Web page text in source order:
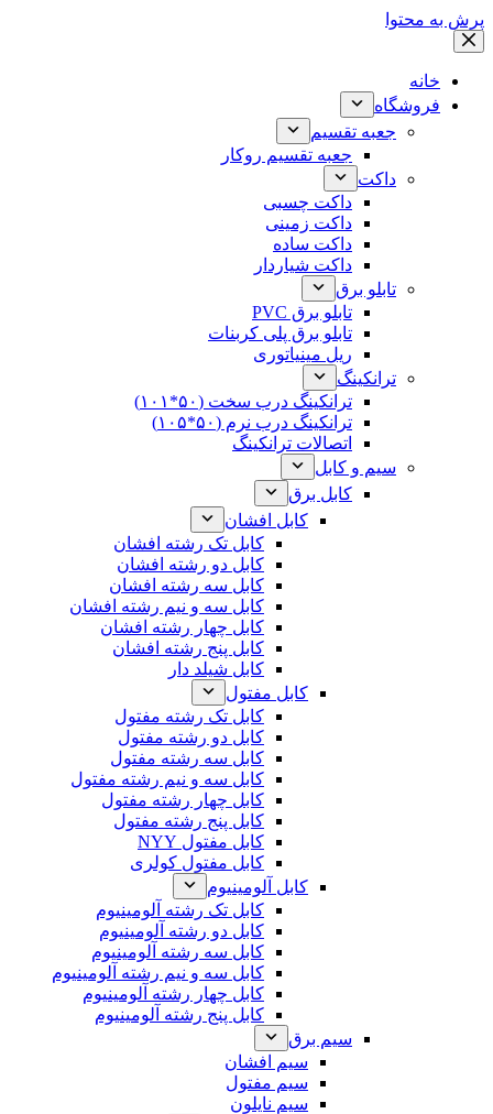
پرش به محتوا
خانه
فروشگاه
جعبه تقسیم
جعبه تقسیم روکار
داکت
داکت چسبی
داکت زمینی
داکت ساده
داکت شیاردار
تابلو برق
تابلو برق PVC
تابلو برق پلی کربنات
ریل مینیاتوری
ترانکینگ
ترانکینگ درب سخت (۵۰*۱۰۱)
ترانکینگ درب نرم (۵۰*۱۰۵)
اتصالات ترانکینگ
سیم و کابل
کابل برق
کابل افشان
کابل تک رشته افشان
کابل دو رشته افشان
کابل سه رشته افشان
کابل سه و نیم رشته افشان
کابل چهار رشته افشان
کابل پنج رشته افشان
کابل شیلد دار
کابل مفتول
کابل تک رشته مفتول
کابل دو رشته مفتول
کابل سه رشته مفتول
کابل سه و نیم رشته مفتول
کابل چهار رشته مفتول
کابل پنج رشته مفتول
کابل مفتول NYY
کابل مفتول کولری
کابل آلومینیوم
کابل تک رشته آلومینیوم
کابل دو رشته آلومینیوم
کابل سه رشته آلومینیوم
کابل سه و نیم رشته آلومینیوم
کابل چهار رشته آلومینیوم
کابل پنج رشته آلومینیوم
سیم برق
سیم افشان
سیم مفتول
سیم نایلون